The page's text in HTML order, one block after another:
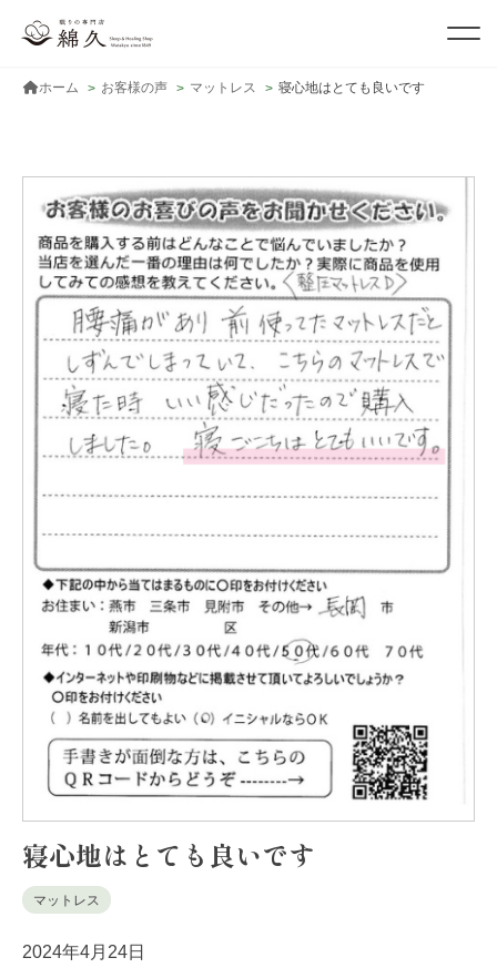
ホーム お客様の声 マットレス 寝心地はとても良いです
寝心地はとても良いです
マットレス
2024年4月24日